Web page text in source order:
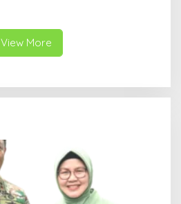
Krisis Iklim
View More